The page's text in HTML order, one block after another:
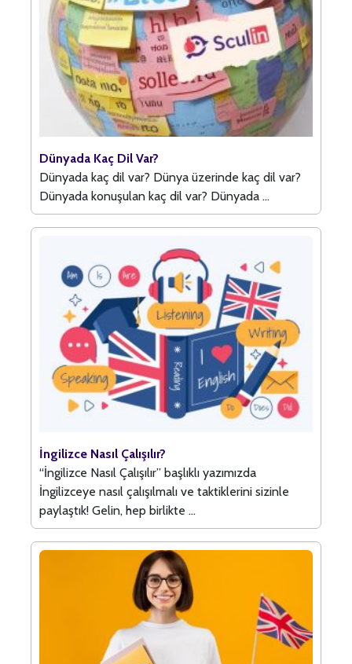
Dünyada Kaç Dil Var?
Dünyada kaç dil var? Dünya üzerinde kaç dil var?
Dünyada konuşulan kaç dil var? Dünyada ...
İngilizce Nasıl Çalışılır?
“İngilizce Nasıl Çalışılır” başlıklı yazımızda
İngilizceye nasıl çalışılmalı ve taktiklerini sizinle
paylaştık! Gelin, hep birlikte ...